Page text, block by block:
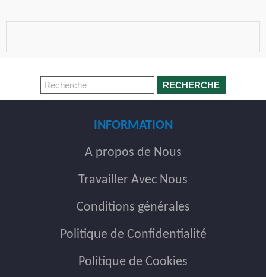
RECHERCHE
INFORMATION
A propos de Nous
Travailler Avec Nous
Conditions générales
Politique de Confidentialité
Politique de Cookies